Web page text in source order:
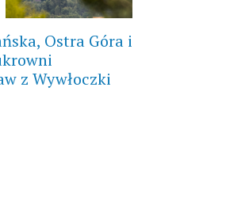
Ostra Góra i
z Wywłoczki